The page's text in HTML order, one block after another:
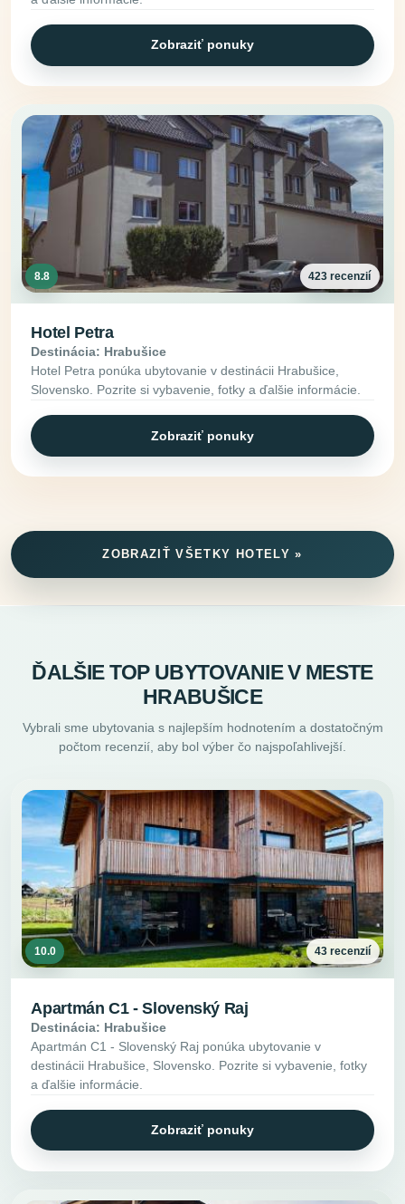
Zobraziť ponuky
8.8 423 recenzií
Hotel Petra
Destinácia: Hrabušice
Hotel Petra ponúka ubytovanie v destinácii Hrabušice,
Slovensko. Pozrite si vybavenie, fotky a ďalšie informácie.
Zobraziť ponuky
ZOBRAZIŤ VŠETKY HOTELY »
ĎALŠIE TOP UBYTOVANIE V MESTE
HRABUŠICE
Vybrali sme ubytovania s najlepším hodnotením a dostatočným
počtom recenzií, aby bol výber čo najspoľahlivejší.
10.0 43 recenzií
Apartmán C1 - Slovenský Raj
Destinácia: Hrabušice
Apartmán C1 - Slovenský Raj ponúka ubytovanie v
destinácii Hrabušice, Slovensko. Pozrite si vybavenie, fotky
a ďalšie informácie.
Zobraziť ponuky